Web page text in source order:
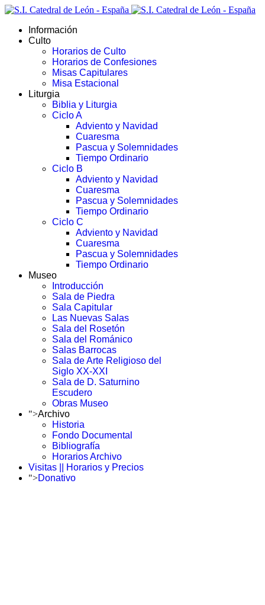
Información
Culto
Horarios de Culto
Horarios de Confesiones
Misas Capitulares
Misa Estacional
Liturgia
Biblia y Liturgia
Ciclo A
Adviento y Navidad
Cuaresma
Pascua y Solemnidades
Tiempo Ordinario
Ciclo B
Adviento y Navidad
Cuaresma
Pascua y Solemnidades
Tiempo Ordinario
Ciclo C
Adviento y Navidad
Cuaresma
Pascua y Solemnidades
Tiempo Ordinario
Museo
Introducción
Sala de Piedra
Sala Capitular
Las Nuevas Salas
Sala del Rosetón
Sala del Románico
Salas Barrocas
Sala de Arte Religioso del
Siglo XX-XXI
Sala de D. Saturnino
Escudero
Obras Museo
">Archivo
Historia
Fondo Documental
Bibliografía
Horarios Archivo
Visitas || Horarios y Precios
">Donativo